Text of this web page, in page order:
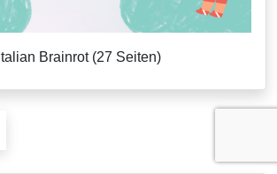
Italian Brainrot (27 Seiten)